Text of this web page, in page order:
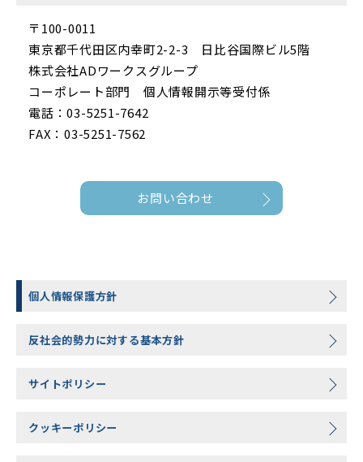
〒100-0011
東京都千代田区内幸町2-2-3 日比谷国際ビル5階
株式会社ADワークスグループ
コーポレート部門 個人情報開示等受付係
電話：03-5251-7642
FAX：03-5251-7562
お問い合わせ
個人情報保護方針
反社会的勢力に対する基本方針
サイトポリシー
クッキーポリシー